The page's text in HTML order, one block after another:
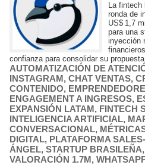
La fintech
ronda de
US$ 1,7
para una
inyección
confianza para consolidar su
AUTOMATIZACIÓN DE
INSTAGRAM, CHAT VENTAS,
CONTENIDO,
ENGAGEMENT A INGRESOS,
EXPANSIÓN LATAM, FINTECH
INTELIGENCIA ARTIFICIAL,
CONVERSACIONAL,
DIGITAL, PLATAFORMA
ÁNGEL, STARTUP BRASILEÑA,
VALORACIÓN 1.7M,